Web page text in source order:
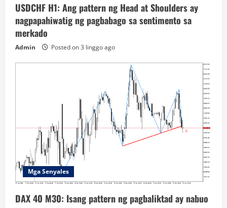
USDCHF H1: Ang pattern ng Head at Shoulders ay
nagpapahiwatig ng pagbabago sa sentimento sa
merkado
Admin Posted on 3 linggo ago
Mga Senyales
DAX 40 M30: Isang pattern ng pagbaliktad ay nabuo